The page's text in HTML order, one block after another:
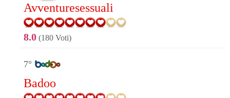
Avventuresessuali
8.0 (180 Voti)
7°
Badoo